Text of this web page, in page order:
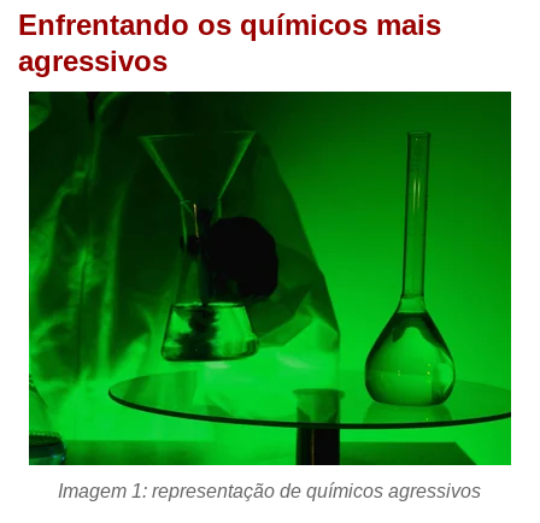
Enfrentando os químicos mais
agressivos
Imagem 1: representação de químicos agressivos